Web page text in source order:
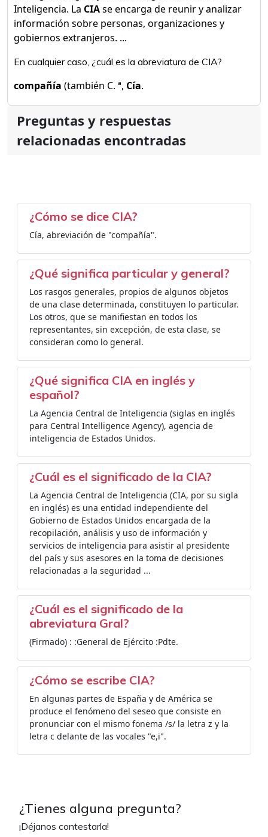
Inteligencia. La CIAse encarga de reunir y analizar
información sobre personas, organizaciones y
gobiernos extranjeros. ...
En cualquier caso, ¿cuál es la abreviatura de CIA?
compañía (también C. ª, Cía.
Preguntas y respuestas
relacionadas encontradas
¿Cómo se dice CIA?
Cía, abreviación de "compañía".
¿Qué significa particular y general?
Los rasgos generales, propios de algunos objetos
de una clase determinada, constituyen lo particular.
Los otros, que se manifiestan en todos los
representantes, sin excepción, de esta clase, se
consideran como lo general.
¿Qué significa CIA en inglés y
español?
La Agencia Central de Inteligencia (siglas en inglés
para Central Intelligence Agency), agencia de
inteligencia de Estados Unidos.
¿Cuál es el significado de la CIA?
La Agencia Central de Inteligencia (CIA, por su sigla
en inglés) es una entidad independiente del
Gobierno de Estados Unidos encargada de la
recopilación, análisis y uso de información y
servicios de inteligencia para asistir al presidente
del país y sus asesores en la toma de decisiones
relacionadas a la seguridad ...
¿Cuál es el significado de la
abreviatura Gral?
(Firmado) : :General de Ejército :Pdte.
¿Cómo se escribe CIA?
En algunas partes de España y de América se
produce el fenómeno del seseo que consiste en
pronunciar con el mismo fonema /s/ la letra z y la
letra c delante de las vocales "e,i".
¿Tienes alguna pregunta?
¡Déjanos contestarla!